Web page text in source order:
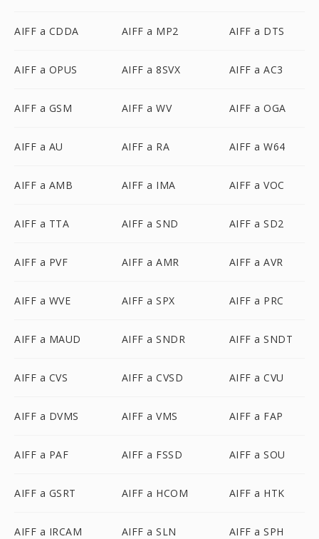
AIFF a CDDA AIFF a MP2 AIFF a DTS
AIFF a OPUS AIFF a 8SVX AIFF a AC3
AIFF a GSM AIFF a WV AIFF a OGA
AIFF a AU AIFF a RA AIFF a W64
AIFF a AMB AIFF a IMA AIFF a VOC
AIFF a TTA AIFF a SND AIFF a SD2
AIFF a PVF AIFF a AMR AIFF a AVR
AIFF a WVE AIFF a SPX AIFF a PRC
AIFF a MAUD AIFF a SNDR AIFF a SNDT
AIFF a CVS AIFF a CVSD AIFF a CVU
AIFF a DVMS AIFF a VMS AIFF a FAP
AIFF a PAF AIFF a FSSD AIFF a SOU
AIFF a GSRT AIFF a HCOM AIFF a HTK
AIFF a IRCAM AIFF a SLN AIFF a SPH